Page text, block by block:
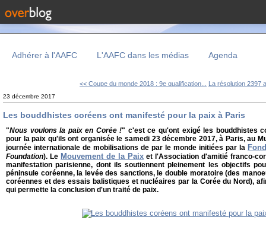
Adhérer à l'AAFC L'AAFC dans les médias Agenda
<< Coupe du monde 2018 : 9e qualification... La résolution 2397
23 décembre 2017
Les bouddhistes coréens ont manifesté pour la paix à Paris
"Nous voulons la paix en Corée !" c'est ce qu'ont exigé les bouddhistes
pour la paix qu'ils ont organisée le samedi 23 décembre 2017, à Paris, au
journée internationale de mobilisations de par le monde initiées par la
Foundation). Le Mouvement de la Paix et l'Association d'amitié franco-
manifestation parisienne, dont ils soutiennent pleinement les objectifs
péninsule coréenne, la levée des sanctions, le double moratoire (des
coréennes et des essais balistiques et nucléaires par la Corée du Nord),
qui permette la conclusion d'un traité de paix.